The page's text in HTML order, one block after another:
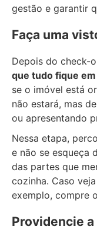
gestão e garantir
Faça uma
Depois do check-
que tudo fique
se o imóvel está
não estará, mas
ou apresentando
Nessa etapa,
e não se esqueça
das partes que
cozinha. Caso
exemplo, compre
Providencie